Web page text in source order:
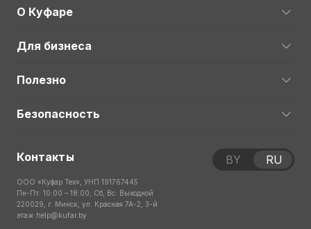
О Куфаре
Для бизнеса
Полезно
Безопасность
Контакты
ООО «Куфар Тех», УНП 191767445
Пн-Пт: 10:00 – 18:00; Сб, Вс: Выходной
220029, г. Минск, ул. Красная 7А-2, 3-й
этаж help@kufar.by
BY RU